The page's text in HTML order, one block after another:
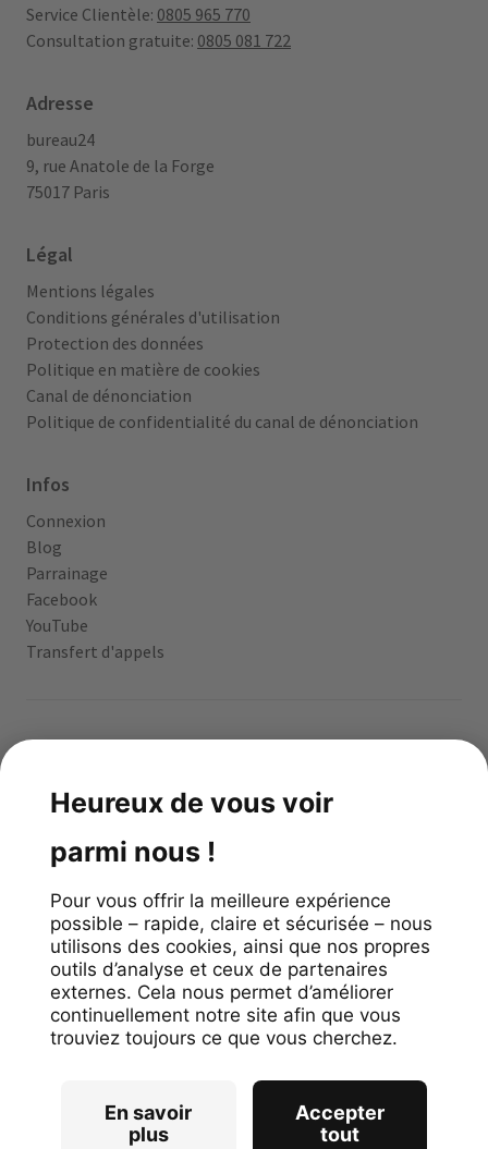
Service Clientèle: 0805 965 770
Consultation gratuite: 0805 081 722
Adresse
bureau24
9, rue Anatole de la Forge
75017 Paris
Légal
Mentions légales
Conditions générales d'utilisation
Protection des données
Politique en matière de cookies
Canal de dénonciation
Politique de confidentialité du canal de dénonciation
Infos
Connexion
Blog
Parrainage
Facebook
YouTube
Transfert d'appels
4.1 stars/99reviews